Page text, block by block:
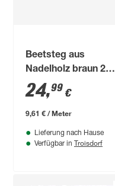
Beetsteg aus
Nadelholz braun 260
x 30 cm
24,99 €
9,61 € / Meter
Lieferung nach Hause
Verfügbar in Troisdorf